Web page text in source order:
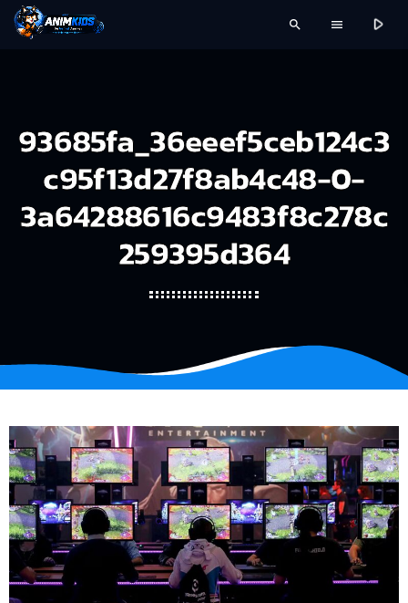
search menu play_arrow
93685fa_36eeef5ceb124c3
c95f13d27f8ab4c48-0-
3a64288616c9483f8c278c
259395d364